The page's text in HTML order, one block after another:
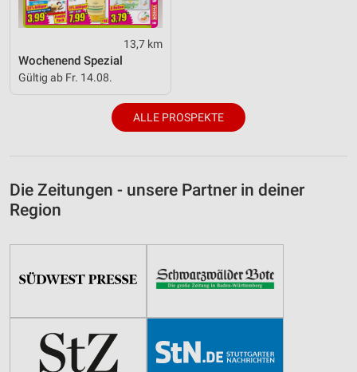
13,7 km
Wochenend Spezial
Gültig ab Fr. 14.08.
ALLE PROSPEKTE
Die Zeitungen - unsere Partner in deiner
Region